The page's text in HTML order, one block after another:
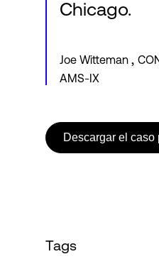
Chicago.
Joe Witteman ,
AMS-IX
Descargar el caso
Tags